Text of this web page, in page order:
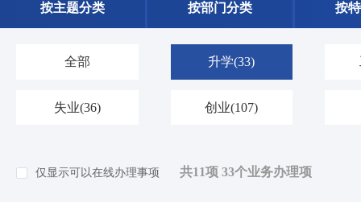
按主题分类 按部门分类 按
全部 升学(33)
失业(36) 创业(107)
仅显示可以在线办理事项 共11项 33个业务办理项